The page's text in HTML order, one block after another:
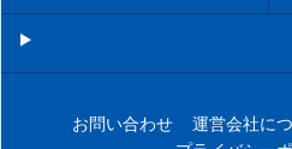
お問い合わせ 運営会社に